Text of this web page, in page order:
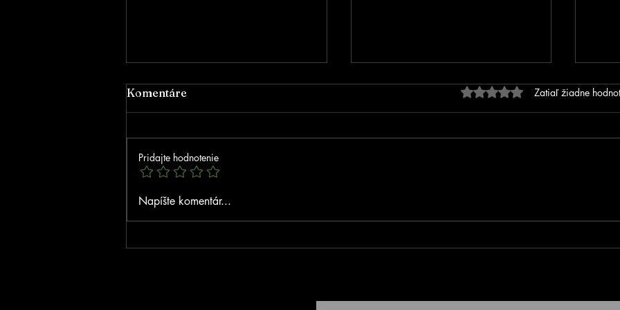
Poďakovanie za podporu
Komentáre Hodnotenie 0 z 5
Zatiaľ žiadne
Pridajte hodnotenie
Napíšte komentár...